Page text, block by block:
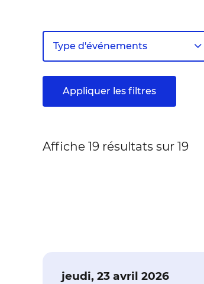
Type d'événements
Appliquer les filtres
Affiche 19 résultats sur 19
jeudi, 23 avril 2026